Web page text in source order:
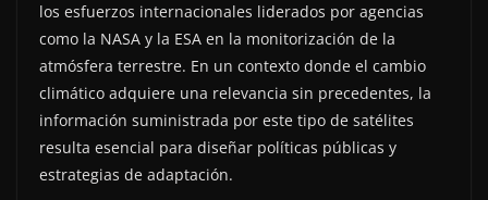
los esfuerzos internacionales liderados por agencias
como la NASA y la ESA en la monitorización de la
atmósfera terrestre. En un contexto donde el cambio
climático adquiere una relevancia sin precedentes, la
información suministrada por este tipo de satélites
resulta esencial para diseñar políticas públicas y
estrategias de adaptación.